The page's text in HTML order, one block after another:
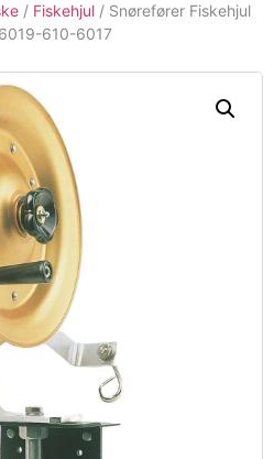
/ Fiskehjul / Snørefører Fiskehjul
610-6017